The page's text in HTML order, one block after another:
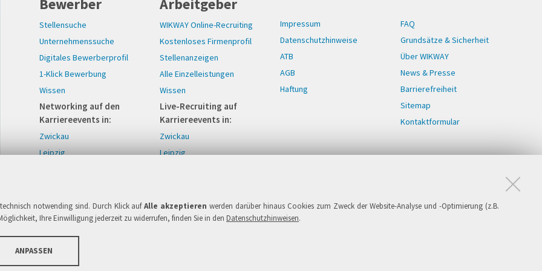
notwending sind. Durch Klick aufAlle akzeptieren werden darüber hinaus Cookies zum Zweck der Website-Analyse und -Optimierung (z.B.
Ihre Einwilligung jederzeit zu widerrufen, finden Sie in den Datenschutzhinweisen.
ANPASSEN
Bewerber
Stellensuche
Unternehmenssuche
Digitales Bewerberprofil
1-Klick Bewerbung
Wissen
Networking auf den
Karriereevents in:
Zwickau
Leipzig
Arbeitgeber
WIKWAY Online-Recruiting
Kostenloses Firmenprofil
Stellenanzeigen
Alle Einzelleistungen
Wissen
Live-Recruiting auf
Karriereevents in:
Zwickau
Leipzig
Impressum
Datenschutzhinweise
ATB
AGB
Haftung
FAQ
Grundsätze & Sicherheit
Über WIKWAY
News & Presse
Barrierefreiheit
Sitemap
Kontaktformular
Copyright © 2005-2026 IPlaCon GmbH. Alle Rechte vorbehalten.